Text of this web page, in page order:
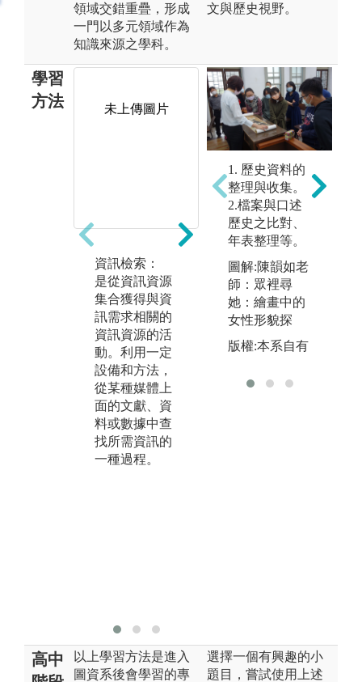
領域交錯重疊，形成
一門以多元領域作為
知識來源之學科。
文與歷史視野。
學習
方法
未上傳圖片
資訊檢索：
是從資訊資源
集合獲得與資
訊需求相關的
資訊資源的活
動。利用一定
設備和方法，
從某種媒體上
面的文獻、資
料或數據中查
找所需資訊的
一種過程。
未上傳圖片
知識組織：
將無序或分散
的特定知識，
根據一定的原
行整理、加
取、和利用，
1. 歷史資料的
整理與收集。
2.檔案與口述
歷史之比對、
年表整理等。
圖解:陳韻如老
師：眾裡尋
她：繪畫中的
女性形貌探
版權:本系自有
高中
以上學習方法是進入
圖資系後會學習的專
選擇一個有興趣的小
題目，嘗試使用上述